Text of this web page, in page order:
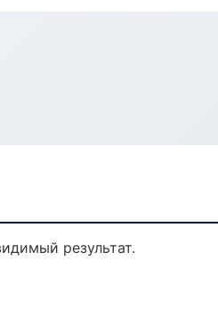
результат.